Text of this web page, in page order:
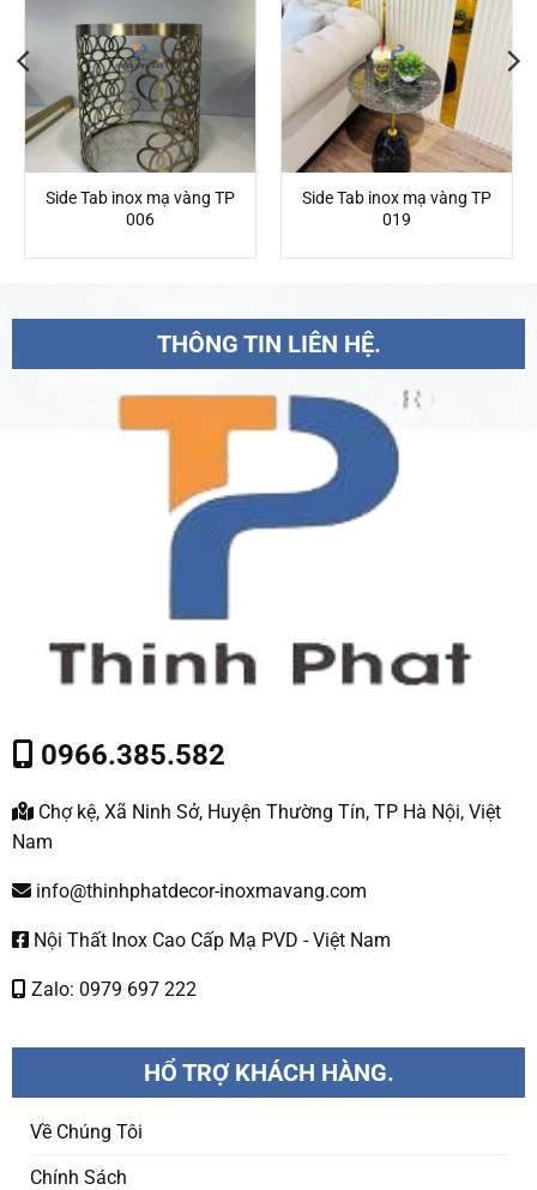
Side Tab inox mạ vàng TP
006
Side Tab inox mạ vàng TP
019
THÔNG TIN LIÊN HỆ.
0966.385.582
Chợ kệ, Xã Ninh Sở, Huyện Thường Tín, TP Hà Nội, Việt
Nam
info@thinhphatdecor-inoxmavang.com
Nội Thất Inox Cao Cấp Mạ PVD - Việt Nam
Zalo: 0979 697 222
HỔ TRỢ KHÁCH HÀNG.
Về Chúng Tôi
Chính Sách